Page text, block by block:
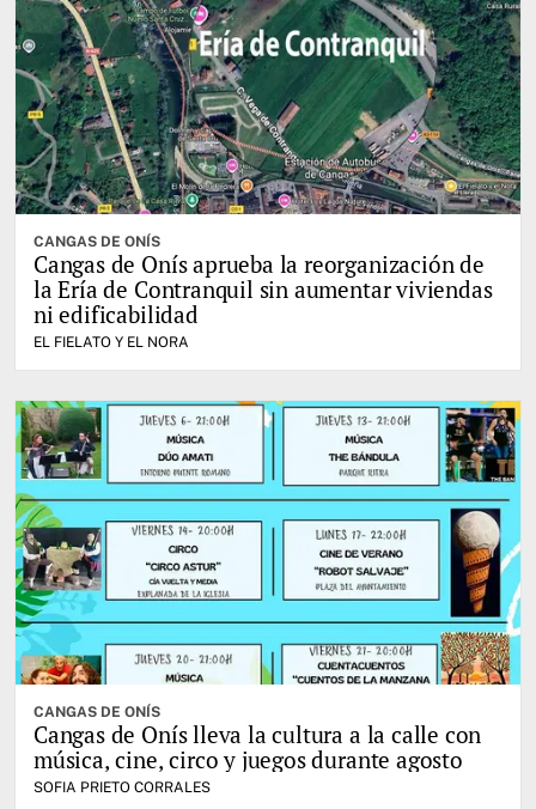
CANGAS DE ONÍS
Cangas de Onís aprueba la reorganización de
la Ería de Contranquil sin aumentar viviendas
ni edificabilidad
EL FIELATO Y EL NORA
CANGAS DE ONÍS
Cangas de Onís lleva la cultura a la calle con
música, cine, circo y juegos durante agosto
SOFIA PRIETO CORRALES